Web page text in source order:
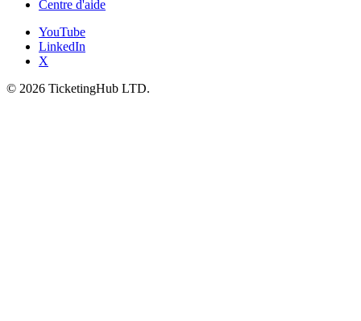
Centre d'aide
YouTube
LinkedIn
X
© 2026 TicketingHub LTD.